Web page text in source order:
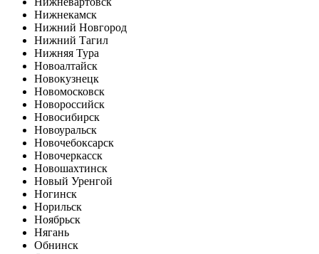
Нижнекамск
Нижний Новгород
Нижний Тагил
Нижняя Тура
Новоалтайск
Новокузнецк
Новомосковск
Новороссийск
Новосибирск
Новоуральск
Новочебоксарск
Новочеркасск
Новошахтинск
Новый Уренгой
Ногинск
Норильск
Ноябрьск
Нягань
Обнинск